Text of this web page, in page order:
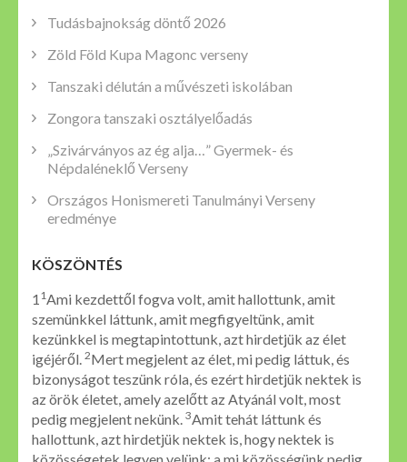
Tudásbajnokság döntő 2026
Zöld Föld Kupa Magonc verseny
Tanszaki délután a művészeti iskolában
Zongora tanszaki osztályelőadás
„Szivárványos az ég alja…” Gyermek- és
Népdaléneklő Verseny
Országos Honismereti Tanulmányi Verseny
eredménye
KÖSZÖNTÉS
1 1Ami kezdettől fogva volt, amit hallottunk, amit
szemünkkel láttunk, amit megfigyeltünk, amit
kezünkkel is megtapintottunk, azt hirdetjük az élet
igéjéről. 2Mert megjelent az élet, mi pedig láttuk, és
bizonyságot teszünk róla, és ezért hirdetjük nektek is
az örök életet, amely azelőtt az Atyánál volt, most
pedig megjelent nekünk. 3Amit tehát láttunk és
hallottunk, azt hirdetjük nektek is, hogy nektek is